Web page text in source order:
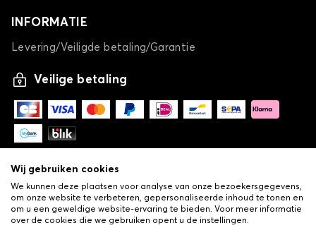
INFORMATIE
Levering/Veiligde betaling/Garantie
Veilige betaling
Wij gebruiken cookies
We kunnen deze plaatsen voor analyse van onze bezoekersgegevens,
om onze website te verbeteren, gepersonaliseerde inhoud te tonen en
om u een geweldige website-ervaring te bieden. Voor meer informatie
over de cookies die we gebruiken opent u de instellingen.